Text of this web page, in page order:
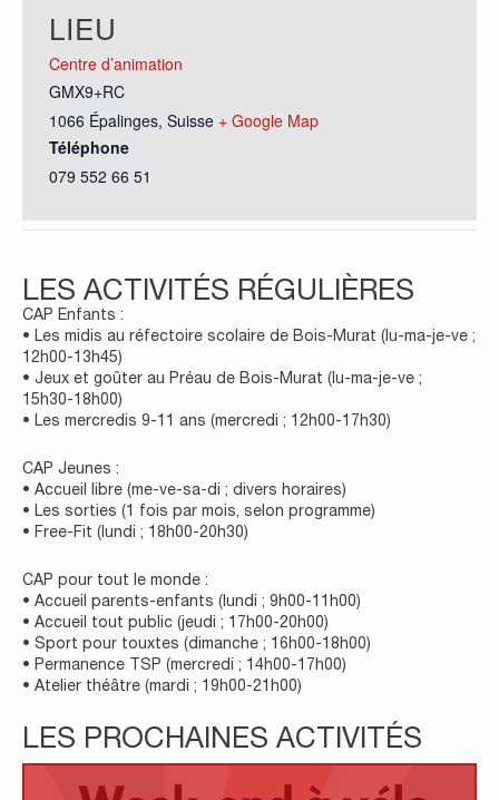
LIEU
Centre d’animation
GMX9+RC
1066 Épalinges, Suisse + Google Map
Téléphone
079 552 66 51
LES ACTIVITÉS RÉGULIÈRES
CAP Enfants :
• Les midis au réfectoire scolaire de Bois-Murat (lu-ma-je-ve ;
12h00-13h45)
• Jeux et goûter au Préau de Bois-Murat (lu-ma-je-ve ;
15h30-18h00)
• Les mercredis 9-11 ans (mercredi ; 12h00-17h30)
CAP Jeunes :
• Accueil libre (me-ve-sa-di ; divers horaires)
• Les sorties (1 fois par mois, selon programme)
• Free-Fit (lundi ; 18h00-20h30)
CAP pour tout le monde :
• Accueil parents-enfants (lundi ; 9h00-11h00)
• Accueil tout public (jeudi ; 17h00-20h00)
• Sport pour touxtes (dimanche ; 16h00-18h00)
• Permanence TSP (mercredi ; 14h00-17h00)
• Atelier théâtre (mardi ; 19h00-21h00)
LES PROCHAINES ACTIVITÉS